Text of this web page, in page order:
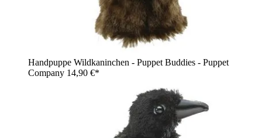
Handpuppe Wildkaninchen - Puppet Buddies - Puppet
Company 14,90 €*